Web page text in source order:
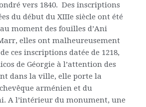
vers 1840. Des inscriptions
du début du XIIIe siècle ont été
moment des fouilles d’Ani
elles ont malheureusement
ces inscriptions datée de 1218,
de Géorgie à l’attention des
dans la ville, elle porte la
arménien et du
A l’intérieur du monument, une